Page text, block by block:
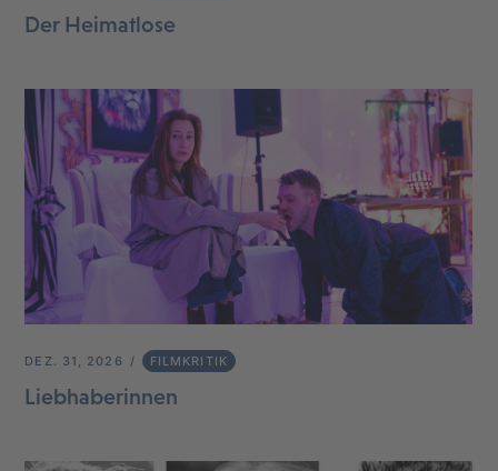
Der Heimatlose
DEZ. 31, 2026 FILMKRITIK
Liebhaberinnen